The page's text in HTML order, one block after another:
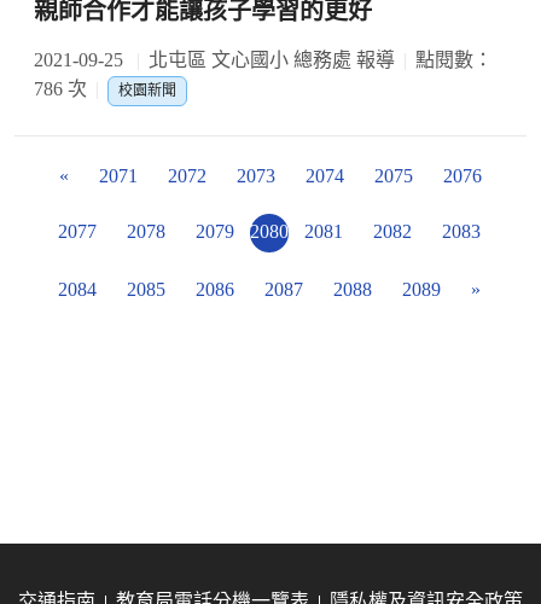
親師合作才能讓孩子學習的更好
2021-09-25 北屯區 文心國小 總務處 報導
點閱數：
786 次
校園新聞
« 2071 2072 2073 2074 2075 2076
2077 2078 2079 2080 2081 2082 2083
2084 2085 2086 2087 2088 2089 »